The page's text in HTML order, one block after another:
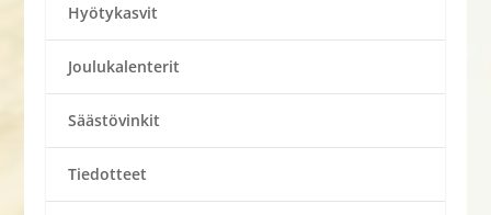
Hyötykasvit
Joulukalenterit
Säästövinkit
Tiedotteet